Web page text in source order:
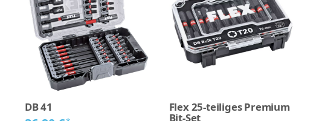
DB 41 Flex 25-teiliges Premium
Bit-Set